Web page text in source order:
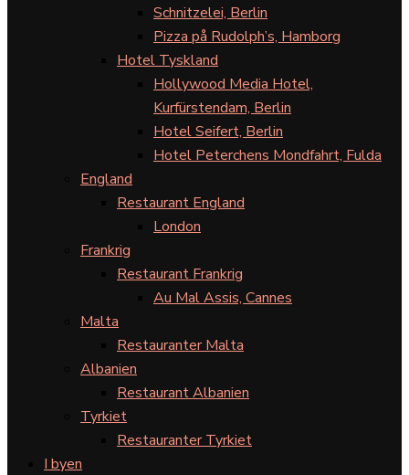
Schnitzelei, Berlin
Pizza på Rudolph’s, Hamborg
Hotel Tyskland
Hollywood Media Hotel,
Kurfürstendam, Berlin
Hotel Seifert, Berlin
Hotel Peterchens Mondfahrt, Fulda
England
Restaurant England
London
Frankrig
Restaurant Frankrig
Au Mal Assis, Cannes
Malta
Restauranter Malta
Albanien
Restaurant Albanien
Tyrkiet
Restauranter Tyrkiet
I byen